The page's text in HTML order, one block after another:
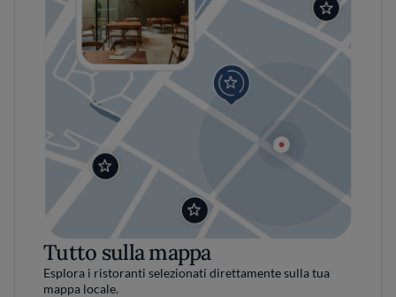
Tutto sulla mappa
Esplora i ristoranti selezionati direttamente sulla tua
mappa locale.